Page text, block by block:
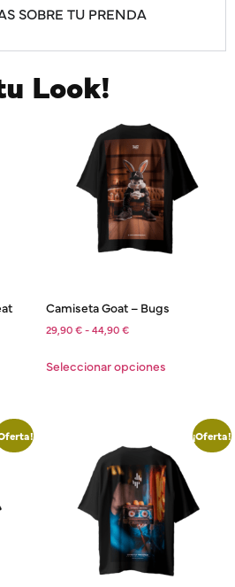
SOBRE TU PRENDA
Look!
Camiseta Goat – Bugs
29,90€-44,90€
Seleccionar opciones
¡Oferta!